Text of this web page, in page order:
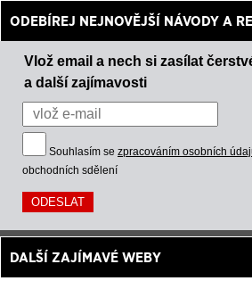
ODEBÍREJ NEJNOVĚJŠÍ NÁVODY A
Vlož email a nech si zasílat
a další zajímavosti
Souhlasím se zpracováním osobních
obchodních sdělení
DALŠÍ ZAJÍMAVÉ WEBY